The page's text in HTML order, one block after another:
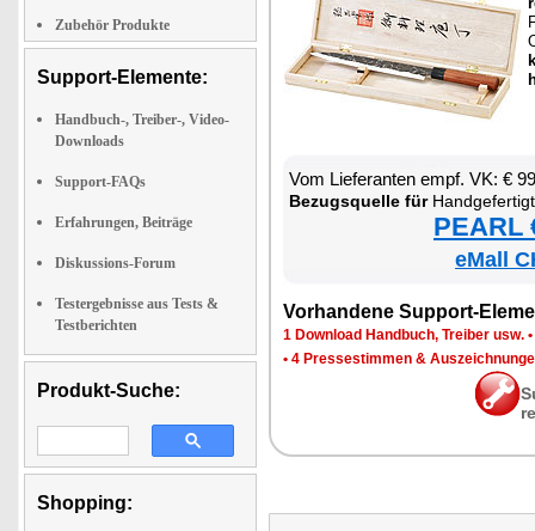
Zubehör Produkte
Support-Elemente:
Handbuch-, Treiber-, Video-
Downloads
Support-FAQs
Erfahrungen, Beiträge
Diskussions-Forum
Testergebnisse aus Tests &
Testberichten
Produkt-Suche:
Shopping:
Vom Lie­fe­ran­ten empf. VK: €
Be­zugs­quel­le für
PEARL
eMall
Vor­han­de­ne Sup­port-
1 Down­load Hand­buch, Trei­ber usw. •
• 4 Pres­se­stim­men &